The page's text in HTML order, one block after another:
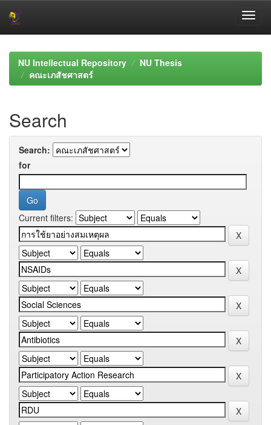
navigationNU Intellectual Repository
NU Thesis
คณะเภสัชศาสตร์
Search
Search:
for
Current filters: